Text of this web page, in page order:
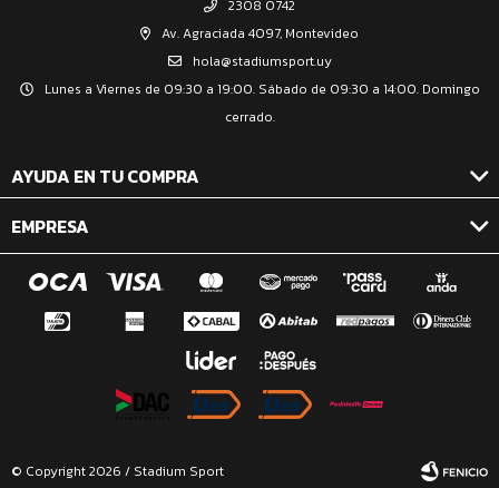
2308 0742
Av. Agraciada 4097, Montevideo
hola@stadiumsport.uy
Lunes a Viernes de 09:30 a 19:00. Sábado de 09:30 a 14:00. Domingo
cerrado.
AYUDA EN TU COMPRA
EMPRESA
© Copyright 2026 / Stadium Sport